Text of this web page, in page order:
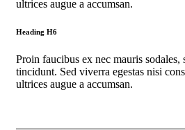
ultrices augue a accumsan.
Heading H6
Proin faucibus ex nec mauris sodales,
tincidunt. Sed viverra egestas nisi
ultrices augue a accumsan.